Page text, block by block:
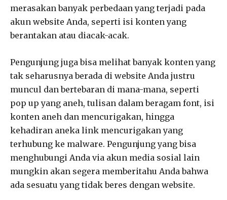
merasakan banyak perbedaan yang terjadi pada
akun website Anda, seperti isi konten yang
berantakan atau diacak-acak.
Pengunjung juga bisa melihat banyak konten yang
tak seharusnya berada di website Anda justru
muncul dan bertebaran di mana-mana, seperti
pop up yang aneh, tulisan dalam beragam font, isi
konten aneh dan mencurigakan, hingga
kehadiran aneka link mencurigakan yang
terhubung ke malware. Pengunjung yang bisa
menghubungi Anda via akun media sosial lain
mungkin akan segera memberitahu Anda bahwa
ada sesuatu yang tidak beres dengan website.